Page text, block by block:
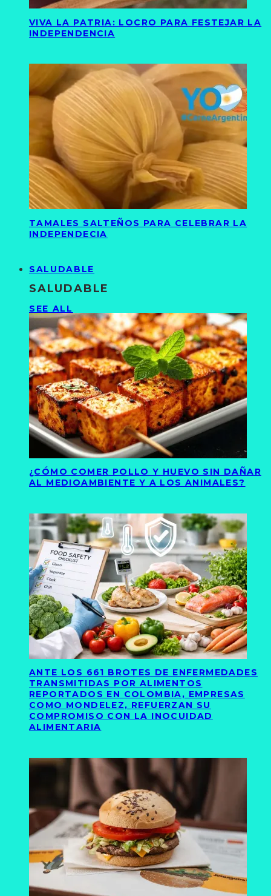
VIVA LA PATRIA: LOCRO PARA FESTEJAR LA
INDEPENDENCIA
TAMALES SALTEÑOS PARA CELEBRAR LA
INDEPENDECIA
SALUDABLE
SALUDABLE
SEE ALL
¿CÓMO COMER POLLO Y HUEVO SIN DAÑAR
AL MEDIOAMBIENTE Y A LOS ANIMALES?
ANTE LOS 661 BROTES DE ENFERMEDADES
TRANSMITIDAS POR ALIMENTOS
REPORTADOS EN COLOMBIA, EMPRESAS
COMO MONDELEZ, REFUERZAN SU
COMPROMISO CON LA INOCUIDAD
ALIMENTARIA